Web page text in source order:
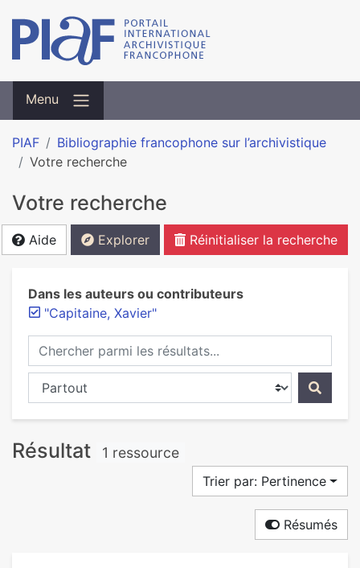
Menu
PIAF
Bibliographie francophone sur l’archivistique
Votre recherche
Votre recherche
Aide Explorer Réinitialiser la recherche
Dans les auteurs ou contributeurs
"Capitaine, Xavier"
Chercher parmi les résultats...
Chercher dans...
Résultat 1 ressource
Trier par: Pertinence
Résumés